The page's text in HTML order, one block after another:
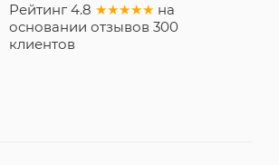
Рейтинг 4.8 ★★★★★ на
основании отзывов 300
клиентов